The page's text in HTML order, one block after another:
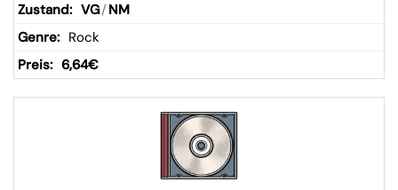
VG/ NM
Rock
6,64€